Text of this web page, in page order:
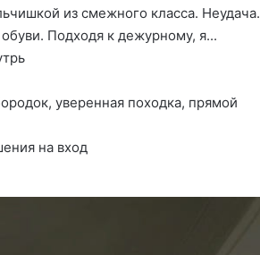
из смежного класса. Неудача.
Подходя к дежурному, я...
уверенная походка, прямой
на вход